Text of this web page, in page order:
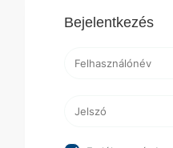
Bejelentkezés